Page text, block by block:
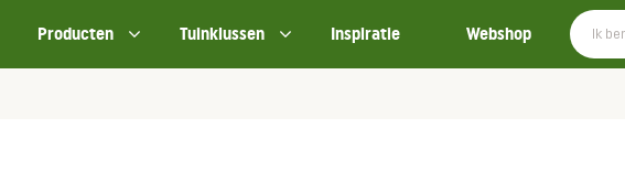
Producten Tuinklussen Inspiratie Webshop